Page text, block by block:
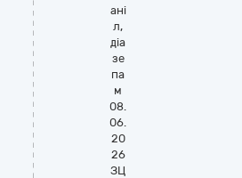
ані
л,
діа
зе
па
м
08.
06.
20
26
ЗЦ